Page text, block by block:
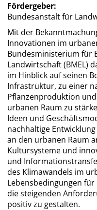
Fördergeber:
Bundesanstalt für
Mit der
Innovationen im
Bundesministerium für
Landwirtschaft (BMEL)
im Hinblick auf seinen
Infrastruktur, zu einer
Pflanzenproduktion
urbanen Raum zu
Ideen und
nachhaltige
an den urbanen Raum
Kultursysteme und
und
des Klimawandels im
Lebensbedingungen
die steigenden
positiv zu gestalten.